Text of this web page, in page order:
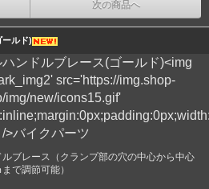
次の商品へ
ールド)
ブレース（クランプ部の穴の中心から中心
で調節可能）